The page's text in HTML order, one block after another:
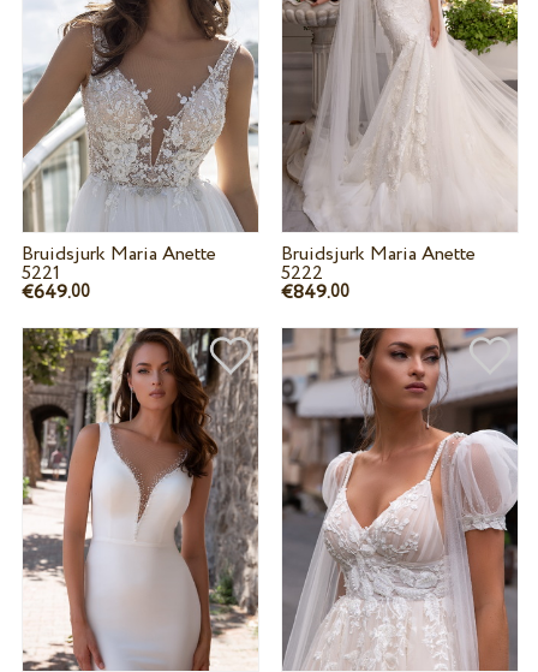
Bruidsjurk Maria Anette
5221
€649.00
Bruidsjurk Maria Anette
5222
€849.00